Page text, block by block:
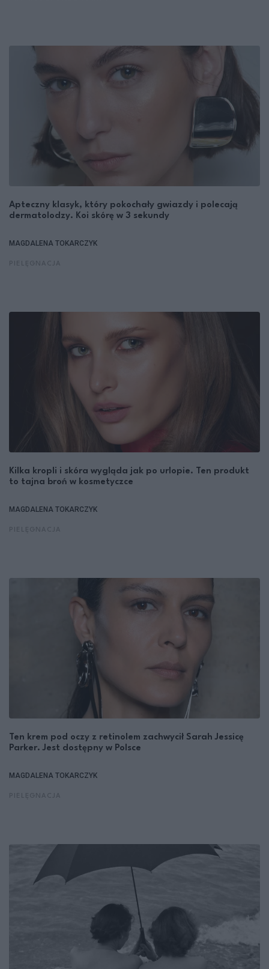
Apteczny klasyk, który pokochały gwiazdy i polecają
dermatolodzy. Koi skórę w 3 sekundy
MAGDALENA TOKARCZYK
Kilka kropli i skóra wygląda jak po urlopie. Ten produkt
to tajna broń w kosmetyczce
MAGDALENA TOKARCZYK
Ten krem pod oczy z retinolem zachwycił Sarah Jessicę
Parker. Jest dostępny w Polsce
MAGDALENA TOKARCZYK